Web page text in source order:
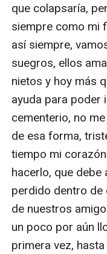
que colapsaría,
siempre como mi
así siempre,
suegros, ellos
nietos y hoy más
ayuda para poder
cementerio, no
de esa forma,
tiempo mi
hacerlo, que debe
perdido dentro de
de nuestros
un poco por aún
primera vez,